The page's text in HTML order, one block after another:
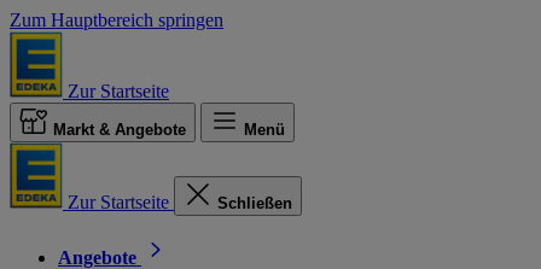
Zum Hauptbereich springen
Zur Startseite
Markt & Angebote Menü
Zur Startseite Schließen
Angebote